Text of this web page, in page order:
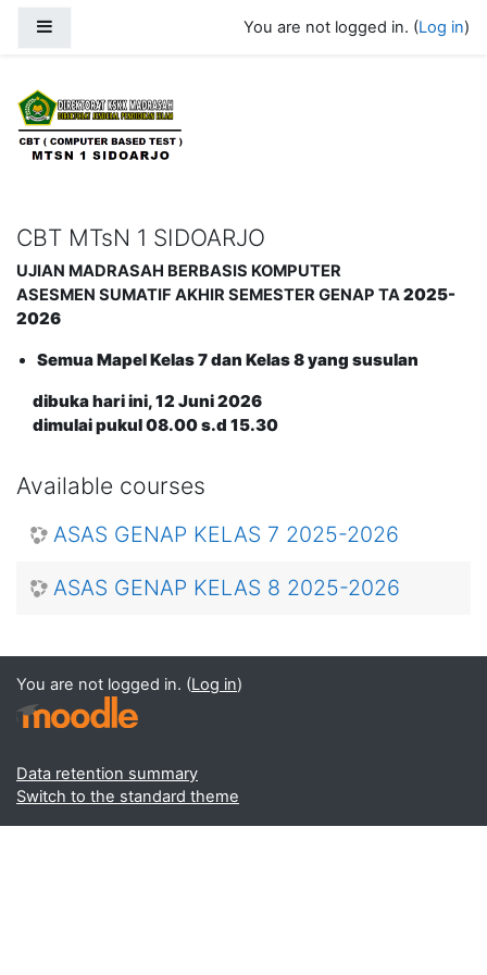
You are not logged in. (Log in)
CBT MTsN 1 SIDOARJO
UJIAN MADRASAH BERBASIS KOMPUTER
ASESMEN SUMATIF AKHIR SEMESTER GENAP TA2025-
2026
Semua Mapel Kelas 7 dan Kelas 8 yang susulan
dibuka hari ini, 12 Juni 2026
dimulai pukul 08.00 s.d 15.30
Available courses
ASAS GENAP KELAS 7 2025-2026
ASAS GENAP KELAS 8 2025-2026
You are not logged in. (Log in)
Data retention summary
Switch to the standard theme